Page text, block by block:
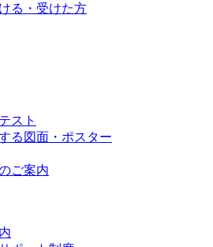
る・受けた方
スト
る図面・ポスター
ご案内